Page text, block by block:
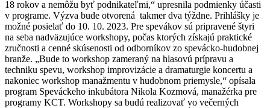
18 rokov a nemôžu byť podnikateľmi,“ upresnila podmienky účasti
v programe. Výzva bude otvorená takmer dva týždne. Prihlášky je
možné posielať do 10. 10. 2023. Pre spevákov sú pripravené štyri
na seba nadväzujúce workshopy, počas ktorých získajú praktické
zručnosti a cenné skúsenosti od odborníkov zo spevácko-hudobnej
branže. „Bude to workshop zameraný na hlasovú prípravu a
techniku spevu, workshop improvizácie a dramaturgie koncertu a
nakoniec workshop manažmentu v hudobnom priemysle,“ opísala
program Speváckeho inkubátora Nikola Kozmová, manažérka pre
programy KCT. Workshopy sa budú realizovať vo večerných